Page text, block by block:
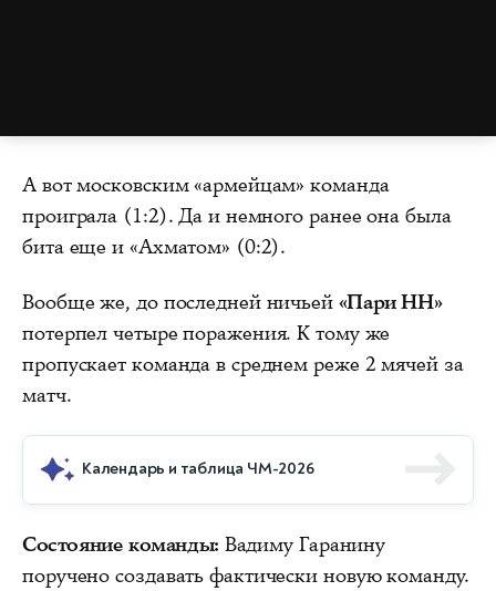
А вот московским «армейцам» команда
проиграла (1:2). Да и немного ранее она была
бита еще и «Ахматом» (0:2).
Вообще же, до последней ничьей «Пари НН»
потерпел четыре поражения. К тому же
пропускает команда в среднем реже 2 мячей за
матч.
Календарь и таблица ЧМ-2026
Состояние команды: Вадиму Гаранину
поручено создавать фактически новую команду.